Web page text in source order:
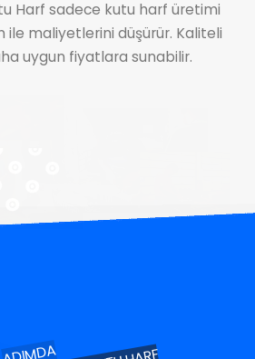
Harf sadece kutu harf üretimi
ile maliyetlerini düşürür. Kaliteli
uygun fiyatlara sunabilir.